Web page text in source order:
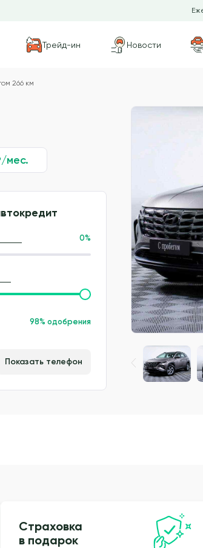
Трейд-ин Новости
266 км
мес.
0%
98% одобрения
Показать телефон
Страховка
в подарок